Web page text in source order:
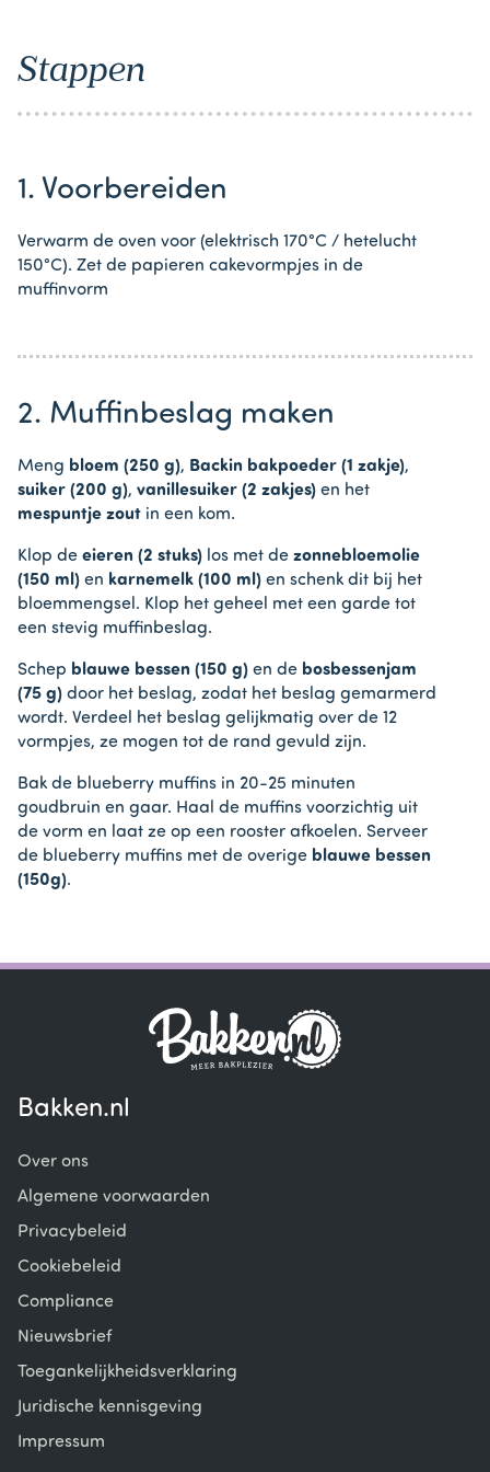
Stappen
1. Voorbereiden
Verwarm de oven voor (elektrisch 170°C / hetelucht
150°C). Zet de papieren cakevormpjes in de
muffinvorm
2. Muffinbeslag maken
Meng bloem (250 g), Backin bakpoeder (1 zakje),
suiker (200 g), vanillesuiker (2 zakjes) en het
mespuntje zout in een kom.
Klop de eieren (2 stuks) los met de zonnebloemolie
(150 ml) en karnemelk (100 ml) en schenk dit bij het
bloemmengsel. Klop het geheel met een garde tot
een stevig muffinbeslag.
Schep blauwe bessen (150 g) en de bosbessenjam
(75 g) door het beslag, zodat het beslag gemarmerd
wordt. Verdeel het beslag gelijkmatig over de 12
vormpjes, ze mogen tot de rand gevuld zijn.
Bak de blueberry muffins in 20-25 minuten
goudbruin en gaar. Haal de muffins voorzichtig uit
de vorm en laat ze op een rooster afkoelen. Serveer
de blueberry muffins met de overige blauwe bessen
(150g).
Bakken.nl
Over ons
Algemene voorwaarden
Privacybeleid
Cookiebeleid
Compliance
Nieuwsbrief
Toegankelijkheidsverklaring
Juridische kennisgeving
Impressum